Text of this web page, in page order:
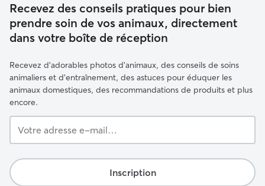
Recevez des conseils pratiques pour bien
prendre soin de vos animaux, directement
dans votre boîte de réception
Recevez d'adorables photos d'animaux, des conseils de soins
animaliers et d'entraînement, des astuces pour éduquer les
animaux domestiques, des recommandations de produits et plus
encore.
adresse
mail…
Inscription